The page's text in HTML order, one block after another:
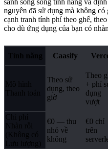
nguyên đã sử dụng mà không
cạnh tranh tính phí theo ghế,
cho dù ứng dụng của bạn có
Tính năng Caasify
Mô hình
Thanh toán
Theo sử
dụng, theo
giờ
Theo
+ phí
dụng
vượt
Chi phí
Nhàn rỗi
(Không có
Lưu lượng)
€0 — thu
nhỏ về
không
€0 chỉ
trên